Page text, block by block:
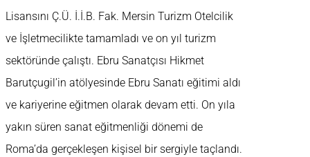
Lisansını Ç.Ü. İ.İ.B. Fak. Mersin Turizm Otelcilik
ve İşletmecilikte tamamladı ve on yıl turizm
sektöründe çalıştı. Ebru Sanatçısı Hikmet
Barutçugil’in atölyesinde Ebru Sanatı eğitimi aldı
ve kariyerine eğitmen olarak devam etti. On yıla
yakın süren sanat eğitmenliği dönemi de
Roma’da gerçekleşen kişisel bir sergiyle taçlandı.